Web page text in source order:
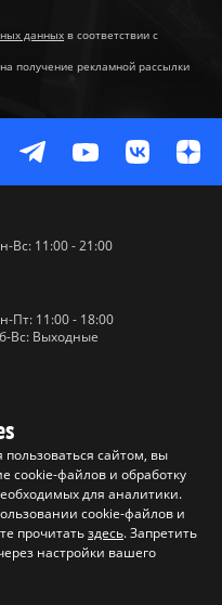
данных в соответствии с
получение рекламной рассылки
Вс: 11:00 - 21:00
Пт: 11:00 - 18:00
Вс: Выходные
сайтом, вы
cookie-файлов и обработку
для аналитики.
cookie-файлов и
прочитатьздесь. Запретить
настройки вашего